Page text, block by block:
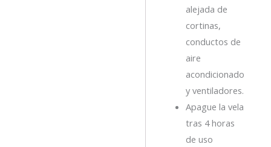
alejada de
cortinas,
conductos de
aire
acondicionado
y ventiladores.
Apague la vela
tras 4 horas
de uso